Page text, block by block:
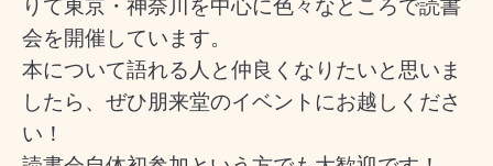
りて東京・神奈川を中心に色々なところで読書
会を開催しています。
本について語れる人と仲良くなりたいと思いま
したら、ぜひ朋来堂のイベントにお越しくださ
い！